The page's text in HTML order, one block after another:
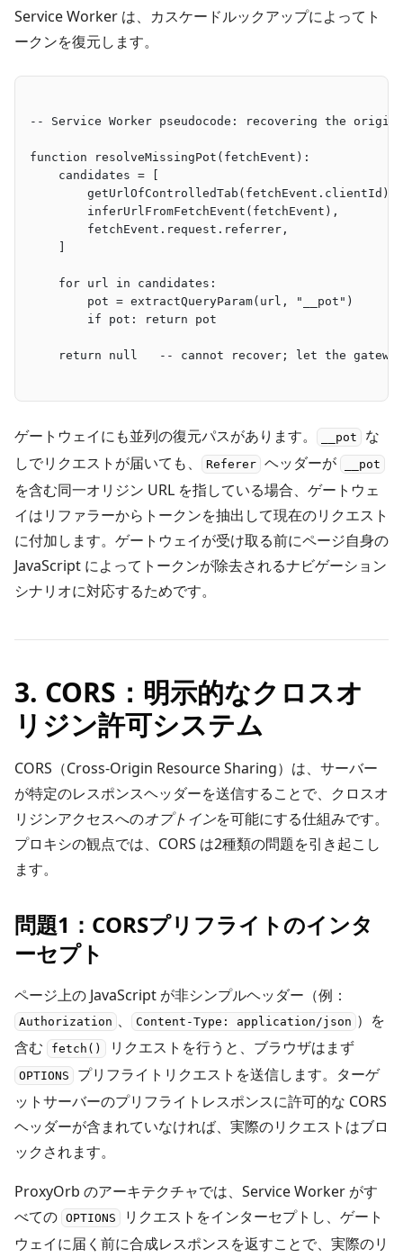
Service Worker は、カスケードルックアップによってト
ークンを復元します。
-- Service Worker pseudocode: recovering the origin
function resolveMissingPot(fetchEvent):
    candidates = [
getUrlOfControlledTab(fetchEvent.clientId),
inferUrlFromFetchEvent(fetchEvent),
fetchEvent.request.referrer,
    for url in candidates:
        pot = extractQueryParam(url, "__pot")
        if pot: return pot
return null   -- cannot recover; let the
ゲートウェイにも並列の復元パスがあります。 __pot
な
しでリクエストが届いても、
Referer ヘッダーが __pot
を含む同一オリジン URL を指している場合、ゲートウェ
イはリファラーからトークンを抽出して現在のリクエスト
に付加します。ゲートウェイが受け取る前にページ自身の
JavaScript によってトークンが除去されるナビゲーション
シナリオに対応するためです。
3. CORS：明示的なクロスオ
リジン許可システム
CORS（Cross-Origin Resource Sharing）は、サーバー
が特定のレスポンスヘッダーを送信することで、クロスオ
リジンアクセスへのオプトインを可能にする仕組みです。
プロキシの観点では、CORS は2種類の問題を引き起こし
ます。
問題1：CORSプリフライトのインタ
ーセプト
ページ上の JavaScript が非シンプルヘッダー（例：
Authorization 、 Content-Type: application/json ）を
含む
fetch() リクエストを行うと、ブラウザはまず
OPTIONS
プリフライトリクエストを送信します。ターゲ
ットサーバーのプリフライトレスポンスに許可的な CORS
ヘッダーが含まれていなければ、実際のリクエストはブロ
ックされます。
ProxyOrb のアーキテクチャでは、Service Worker がす
べての OPTIONS
リクエストをインターセプトし、ゲート
ウェイに届く前に合成レスポンスを返すことで、実際のリ